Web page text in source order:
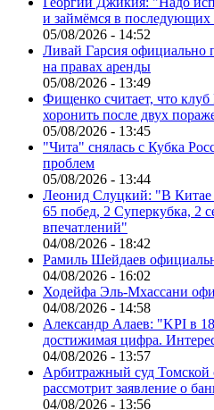
и займёмся в последующих
05/08/2026 - 14:52
Ливай Гарсия официально
на правах аренды
05/08/2026 - 13:49
Фищенко считает, что
хоронить после двух
05/08/2026 - 13:45
"Чита" снялась с Кубка
проблем
05/08/2026 - 13:44
Леонид Слуцкий: "В Китае
65 побед, 2 Суперкубка, 2
впечатлений"
04/08/2026 - 18:42
Рамиль Шейдаев
04/08/2026 - 16:02
Ходейфа Эль-Мхассани
04/08/2026 - 14:58
Александр Алаев: "KPI в
достижимая цифра.
04/08/2026 - 13:57
Арбитражный суд Томской
рассмотрит заявление о
04/08/2026 - 13:56